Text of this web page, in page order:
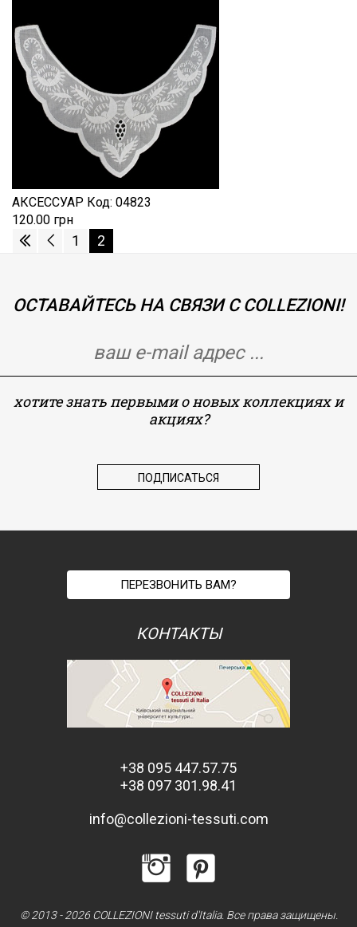
АКСЕССУАР Код: 04823
120.00 грн
1 2
ОСТАВАЙТЕСЬ НА СВЯЗИ С COLLEZIONI!
хотите знать первыми о новых коллекциях и
акциях?
ПЕРЕЗВОНИТЬ ВАМ?
КОНТАКТЫ
+38 095 447.57.75
+38 097 301.98.41
info@collezioni-tessuti.com
© 2013 - 2026 COLLEZIONI tessuti d'Italia. Все права защищены.